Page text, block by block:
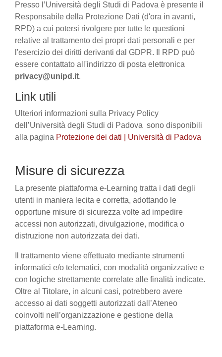
Presso l’Università degli Studi di Padova è presente il
Responsabile della Protezione Dati (d'ora in avanti,
RPD) a cui potersi rivolgere per tutte le questioni
relative al trattamento dei propri dati personali e per
l'esercizio dei diritti derivanti dal GDPR. Il RPD può
essere contattato all'indirizzo di posta elettronica
privacy@unipd.it.
Link utili
Ulteriori informazioni sulla Privacy Policy
dell’Università degli Studi di Padova sono disponibili
alla pagina Protezione dei dati | Università di Padova
Misure di sicurezza
La presente piattaforma e-Learning tratta i dati degli
utenti in maniera lecita e corretta, adottando le
opportune misure di sicurezza volte ad impedire
accessi non autorizzati, divulgazione, modifica o
distruzione non autorizzata dei dati.
Il trattamento viene effettuato mediante strumenti
informatici e/o telematici, con modalità organizzative e
con logiche strettamente correlate alle finalità indicate.
Oltre al Titolare, in alcuni casi, potrebbero avere
accesso ai dati soggetti autorizzati dall’Ateneo
coinvolti nell’organizzazione e gestione della
piattaforma e-Learning.